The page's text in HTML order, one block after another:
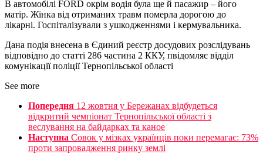
В автомобілі FORD окрім водія була ще й пасажир – його
матір. Жінка від отриманих травм померла дорогою до
лікарні. Госпіталізували з ушкодженнями і кермувальника.
Дана подія внесена в Єдиний реєстр досудових розслідувань
відповідно до статті 286 частина 2 ККУ, пвідомляє відділ
комунікації поліції Тернопільської області
See more
Попередня 12 жовтня у Бережанах відбудеться
відкритий чемпіонат Тернопільської області з
веслування на байдарках та каное
Наступна Совок у мізках українців поки перемагає: 73%
проти запровадження ринку землі